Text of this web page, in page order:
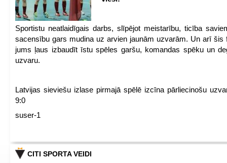
Sportistu neatlaidīgais darbs, slīpējot meistarību, ticība
sacensību gars mudina uz arvien jaunām uzvarām. Un arī šis
jums ļaus izbaudīt īstu spēles garšu, komandas spēku un
uzvaru.
Latvijas sieviešu izlase pirmajā spēlē izcīna pārliecinošu
9:0
suser-1
CITI SPORTA VEIDI